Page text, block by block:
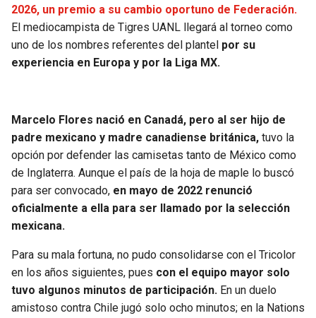
PANTHERS
JAZZ
2026, un premio a su cambio oportuno de Federación.
El mediocampista de Tigres UANL llegará al torneo como
uno de los nombres referentes del plantel por su
experiencia en Europa y por la Liga MX.
Marcelo Flores nació en Canadá, pero al ser hijo de
padre mexicano y madre canadiense británica, tuvo la
opción por defender las camisetas tanto de México como
de Inglaterra. Aunque el país de la hoja de maple lo buscó
para ser convocado, en mayo de 2022 renunció
oficialmente a ella para ser llamado por la selección
mexicana.
Para su mala fortuna, no pudo consolidarse con el Tricolor
en los años siguientes, pues con el equipo mayor solo
tuvo algunos minutos de participación. En un duelo
amistoso contra Chile jugó solo ocho minutos; en la Nations